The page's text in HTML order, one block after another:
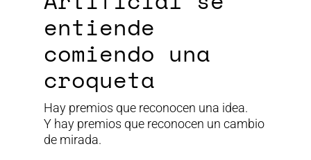
entiende
comiendo una
croqueta
Hay premios que reconocen una idea.
Y hay premios que reconocen un cambio
de mirada.